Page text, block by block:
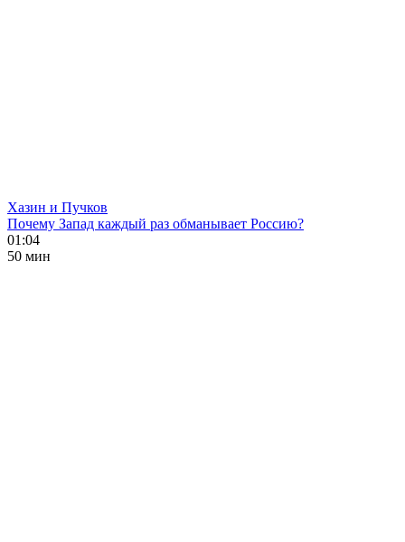
Хазин и Пучков
Почему Запад каждый раз обманывает Россию?
01:04
50 мин